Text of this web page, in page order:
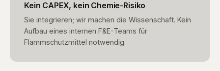
Kein CAPEX, kein Chemie-Risiko
Sie integrieren; wir machen die Wissenschaft. Kein
Aufbau eines internen F&E-Teams für
Flammschutzmittel notwendig.